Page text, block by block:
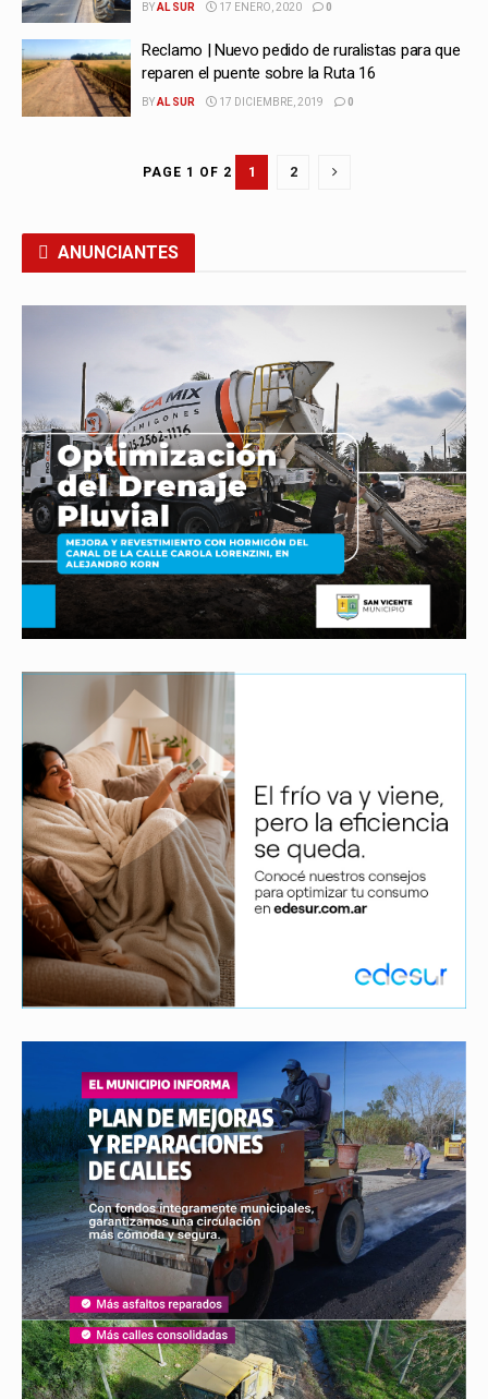
BYAL SUR 17 ENERO, 2020 0
Reclamo | Nuevo pedido de ruralistas para que
reparen el puente sobre la Ruta 16
BYAL SUR 17 DICIEMBRE, 2019 0
PAGE 1 OF 2 1 2
ANUNCIANTES